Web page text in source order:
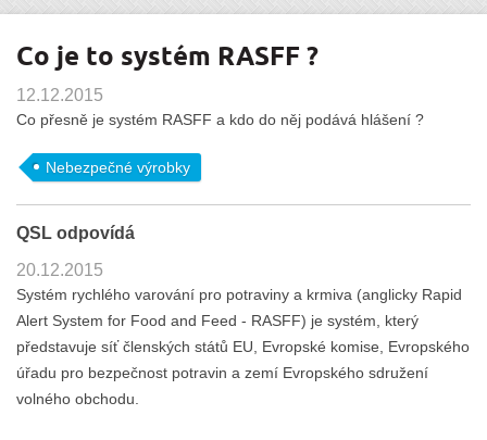
Co je to systém RASFF ?
12.12.2015
Co přesně je systém RASFF a kdo do něj podává hlášení ?
Nebezpečné výrobky
QSL odpovídá
20.12.2015
Systém rychlého varování pro potraviny a krmiva (anglicky Rapid
Alert System for Food and Feed - RASFF) je systém, který
představuje síť členských států EU, Evropské komise, Evropského
úřadu pro bezpečnost potravin a zemí Evropského sdružení
volného obchodu.